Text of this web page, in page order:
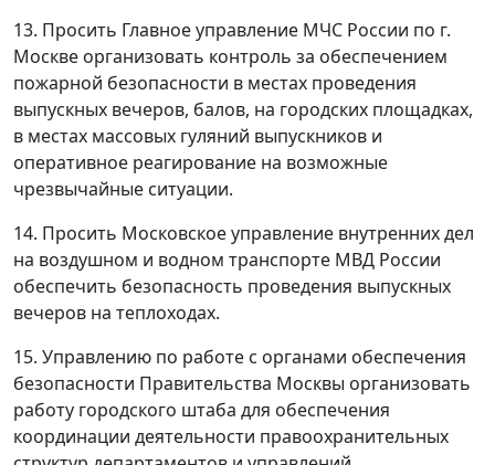
13. Просить Главное управление МЧС России по г.
Москве организовать контроль за обеспечением
пожарной безопасности в местах проведения
выпускных вечеров, балов, на городских площадках,
в местах массовых гуляний выпускников и
оперативное реагирование на возможные
чрезвычайные ситуации.
14. Просить Московское управление внутренних дел
на воздушном и водном транспорте МВД России
обеспечить безопасность проведения выпускных
вечеров на теплоходах.
15. Управлению по работе с органами обеспечения
безопасности Правительства Москвы организовать
работу городского штаба для обеспечения
координации деятельности правоохранительных